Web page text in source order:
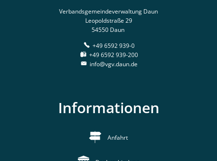
Verbandsgemeindeverwaltung Daun
Leopoldstraße 29
54550 Daun
+49 6592 939-0
+49 6592 939-200
info@vgv.daun.de
Informationen
Anfahrt